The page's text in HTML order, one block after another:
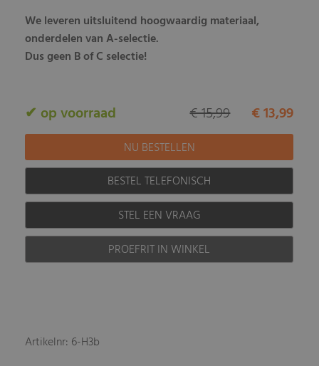
We leveren uitsluitend hoogwaardig materiaal,
onderdelen van A-selectie.
Dus geen B of C selectie!
✔ op voorraad € 13,99
€ 15,99
BESTEL TELEFONISCH
STEL EEN VRAAG
PROEFRIT IN WINKEL
Artikelnr: 6-H3b